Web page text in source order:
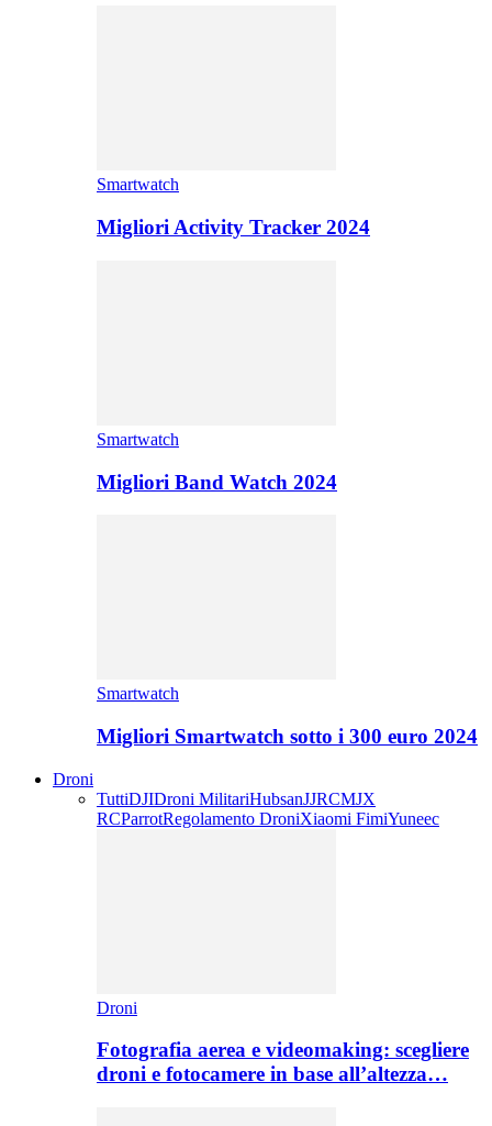
Smartwatch
Migliori Activity Tracker 2024
Smartwatch
Migliori Band Watch 2024
Smartwatch
Migliori Smartwatch sotto i 300 euro 2024
Droni
TuttiDJIDroni MilitariHubsanJJRCMJX
RCParrotRegolamento DroniXiaomi FimiYuneec
Droni
Fotografia aerea e videomaking: scegliere
droni e fotocamere in base all’altezza…